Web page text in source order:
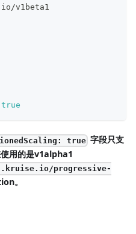
v1beta1
true
true 字段只支
用的是v1alpha1
progressive-
。